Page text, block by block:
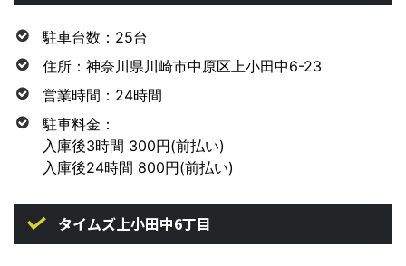
駐車台数：25台
住所：神奈川県川崎市中原区上小田中6-23
営業時間：24時間
駐車料金：
入庫後3時間 300円(前払い)
入庫後24時間 800円(前払い)
タイムズ上小田中6丁目